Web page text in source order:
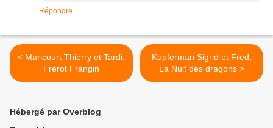
Répondre
< Maricourt Thierry et Tardi,
Frérot Frangin
Kupferman Sigrid et Fred,
La Nuit des dragons >
Hébergé par Overblog